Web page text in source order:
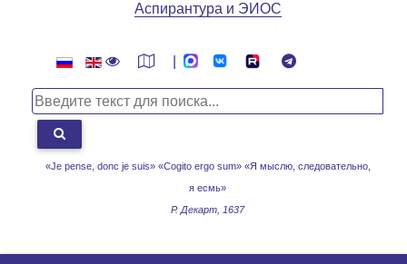
«Je pense, donc je suis» «Cogito ergo sum» «Я мыслю, следовательно,
я есмь»
Р. Декарт, 1637
Аспирантура и ЭИОС